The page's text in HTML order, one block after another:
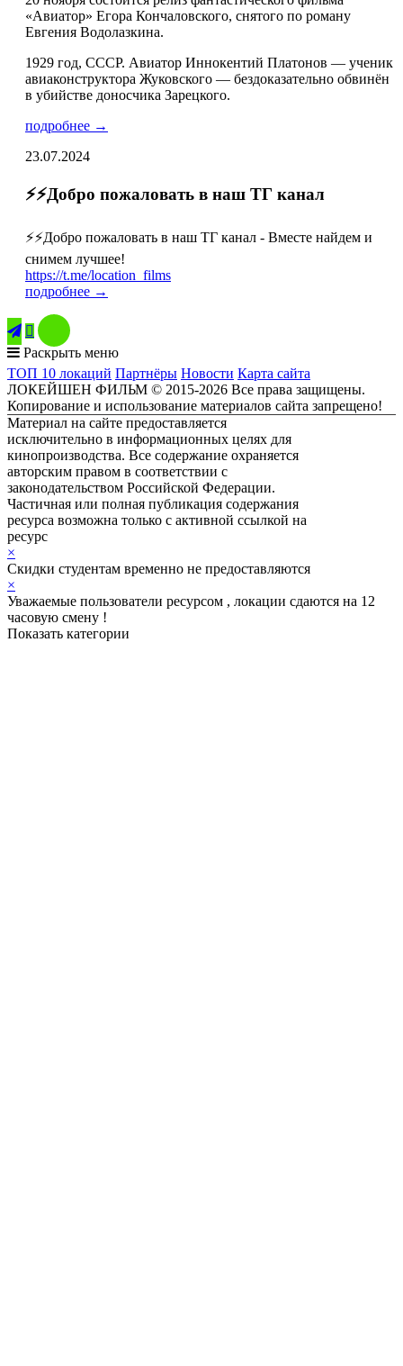
«Авиатор» Егора Кончаловского, снятого по роману
Евгения Водолазкина.
1929 год, СССР. Авиатор Иннокентий Платонов — ученик
авиаконструктора Жуковского — бездоказательно обвинён
в убийстве доносчика Зарецкого.
подробнее →
23.07.2024
⚡️⚡️Добро пожаловать в наш ТГ канал
⚡️⚡️Добро пожаловать в наш ТГ канал - Вместе найдем и
снимем лучшее!
https://t.me/location_films
подробнее →

Раскрыть меню
ТОП 10 локаций Партнёры Новости Карта сайта
ЛОКЕЙШЕН ФИЛЬМ © 2015-2026 Все права защищены.
Копирование и использование материалов сайта запрещено!
Материал на сайте предоставляется
исключительно в информационных целях для
кинопроизводства. Все содержание охраняется
авторским правом в соответствии с
законодательством Российской Федерации.
Частичная или полная публикация содержания
ресурса возможна только с активной ссылкой на
ресурс
×
Скидки студентам временно не предоставляются
×
Уважаемые пользователи ресурсом , локации сдаются на 12
часовую смену !
Показать категории